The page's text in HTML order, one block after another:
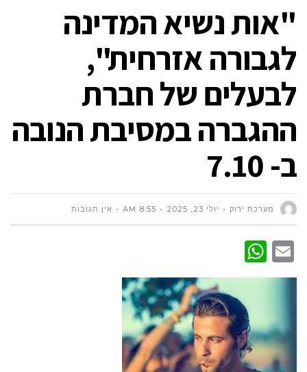
"אות נשיא המדינה
לגבורה אזרחית",
לבעלים של חברת
ההגברה במסיבת הנובה
ב- 7.10
מערכת ירוק יולי 23, 2025 8:55 AM אין תגובות
Email